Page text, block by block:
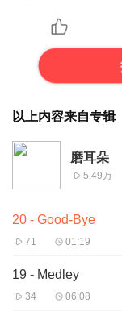
以上内容来自专辑
磨耳朵
5.49万
20 - Good-Bye
71 01:19
19 - Medley
34 06:08